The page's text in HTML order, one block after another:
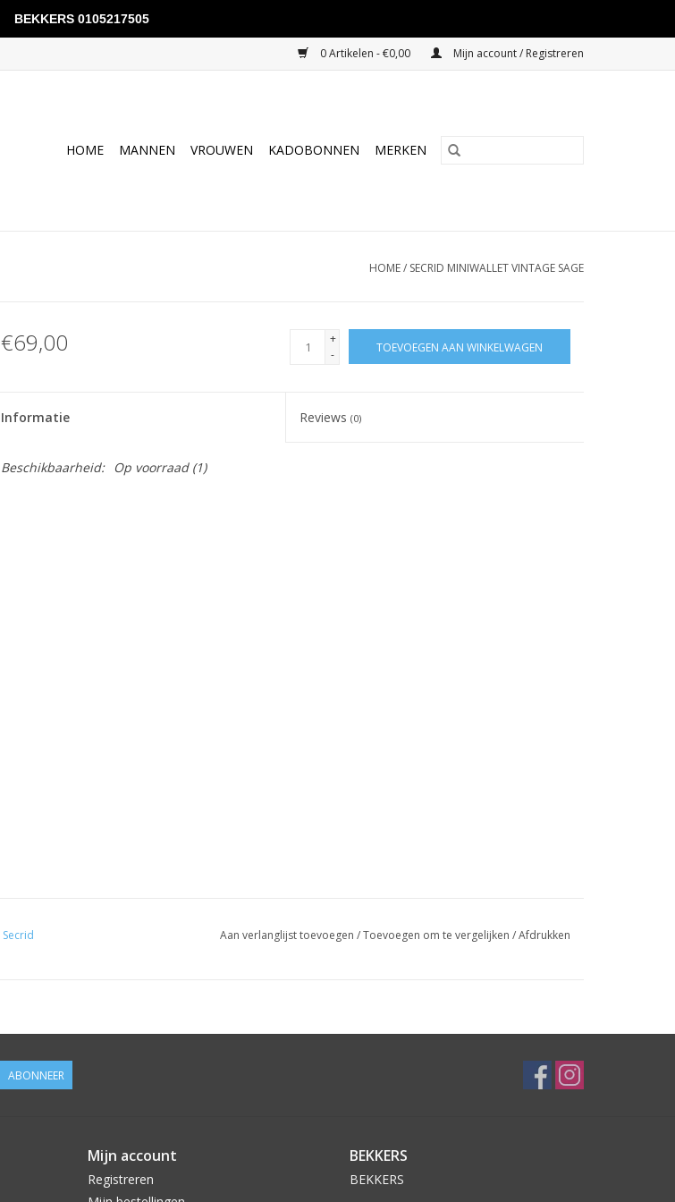
0 Artikelen - €0,00 Mijn account / Registreren
HOME MANNEN VROUWEN KADOBONNEN MERKEN
HOME/ SECRID MINIWALLET VINTAGE SAGE
€69,00
+
-
TOEVOEGEN AAN WINKELWAGEN
Informatie Reviews(0)
Beschikbaarheid: Op voorraad(1)
Secrid Aan verlanglijst toevoegen /Toevoegen om te vergelijken /Afdrukken
ABONNEER
Mijn account
Registreren
BEKKERS
BEKKERS
BEKKERS 0105217505